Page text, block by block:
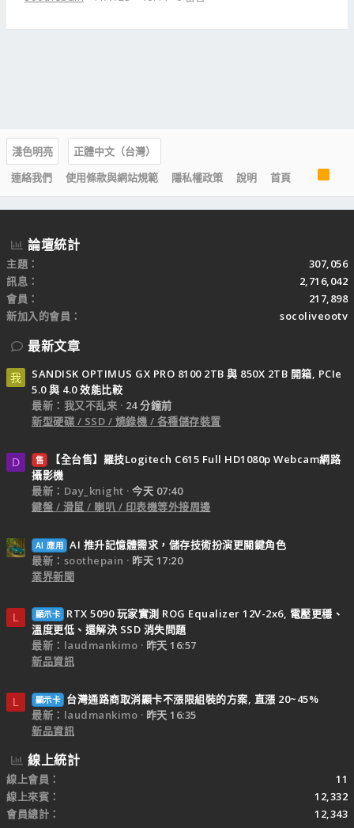
淺色明亮
正體中文（台灣）
連絡我們
使用條款與網站規範 隱私權政策 說明 首頁
R
S
S
論壇統計
主題
307,056
訊息
2,716,042
會員
217,898
新加入的會員
socoliveootv
最新文章
我
SANDISK OPTIMUS GX PRO 8100 2TB 與 850X 2TB 開箱, PCIe
5.0 與 4.0 效能比較
最新：我又不乱来
24 分鐘前
新型硬碟 / SSD / 燒錄機 / 各種儲存裝置
D 售
【全台售】羅技Logitech C615 Full HD1080p Webcam網路
攝影機
最新：Day_knight
今天 07:40
鍵盤 / 滑鼠 / 喇叭 / 印表機等外接周邊
AI 應用 AI 推升記憶體需求，儲存技術扮演更關鍵角色
最新：soothepain
昨天 17:20
業界新聞
L 顯示卡
RTX 5090 玩家實測 ROG Equalizer 12V-2x6, 電壓更穩、
溫度更低、還解決 SSD 消失問題
最新：laudmankimo
昨天 16:57
新品資訊
L 顯示卡
台灣通路商取消顯卡不漲限組裝的方案, 直漲 20~45%
最新：laudmankimo
昨天 16:35
新品資訊
線上統計
線上會員
11
線上來賓
12,332
會員總計
12,343